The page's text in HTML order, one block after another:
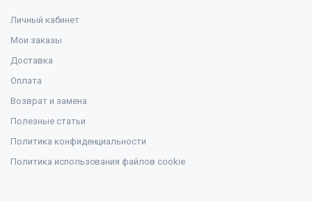
Личный кабинет
Мои заказы
Доставка
Оплата
Возврат и замена
Полезные статьи
Политика конфиденциальности
Политика использования файлов cookie